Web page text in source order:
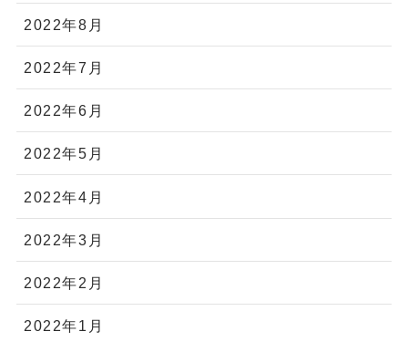
2022年8月
2022年7月
2022年6月
2022年5月
2022年4月
2022年3月
2022年2月
2022年1月